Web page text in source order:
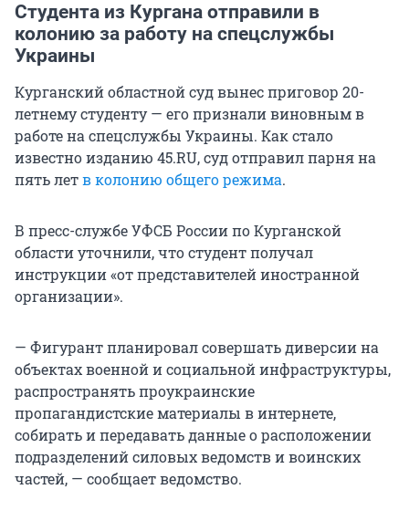
Студента из Кургана отправили в
колонию за работу на спецслужбы
Украины
Курганский областной суд вынес приговор 20-
летнему студенту — его признали виновным в
работе на спецслужбы Украины. Как стало
известно изданию 45.RU, суд отправил парня на
пять летв колонию общего режима.
В пресс-службе УФСБ России по Курганской
области уточнили, что студент получал
инструкции «от представителей иностранной
организации».
— Фигурант планировал совершать диверсии на
объектах военной и социальной инфраструктуры,
распространять проукраинские
пропагандистские материалы в интернете,
собирать и передавать данные о расположении
подразделений силовых ведомств и воинских
частей, — сообщает ведомство.